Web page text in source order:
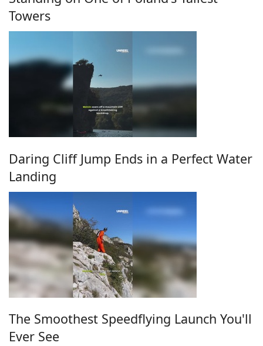
Towers
Daring Cliff Jump Ends in a Perfect Water
Landing
The Smoothest Speedflying Launch You'll
Ever See